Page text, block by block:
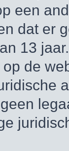
een
dat er
13
de